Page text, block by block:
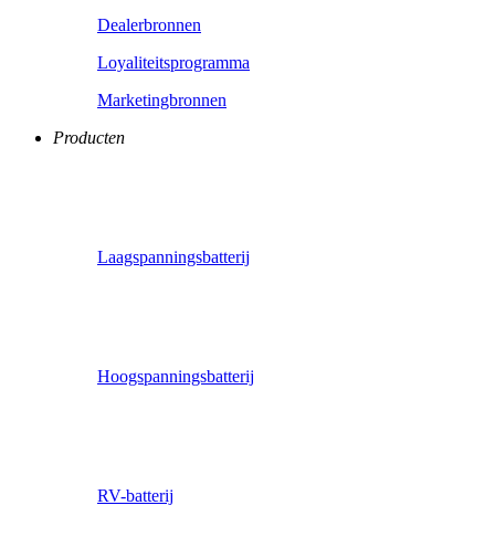
Dealerbronnen
Loyaliteitsprogramma
Marketingbronnen
Producten
Laagspanningsbatterij
Hoogspanningsbatterij
RV-batterij